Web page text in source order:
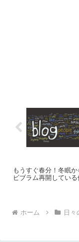
もうすぐ春分！冬眠
ビブラム再開している
ホーム 日々